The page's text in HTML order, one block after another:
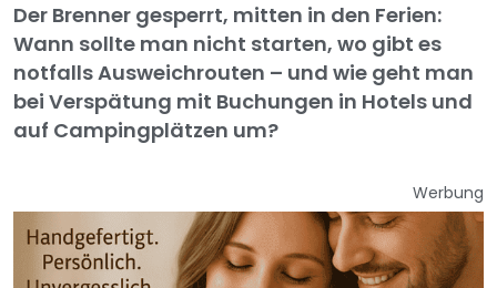
Der Brenner gesperrt, mitten in den Ferien:
Wann sollte man nicht starten, wo gibt es
notfalls Ausweichrouten – und wie geht man
bei Verspätung mit Buchungen in Hotels und
auf Campingplätzen um?
Werbung